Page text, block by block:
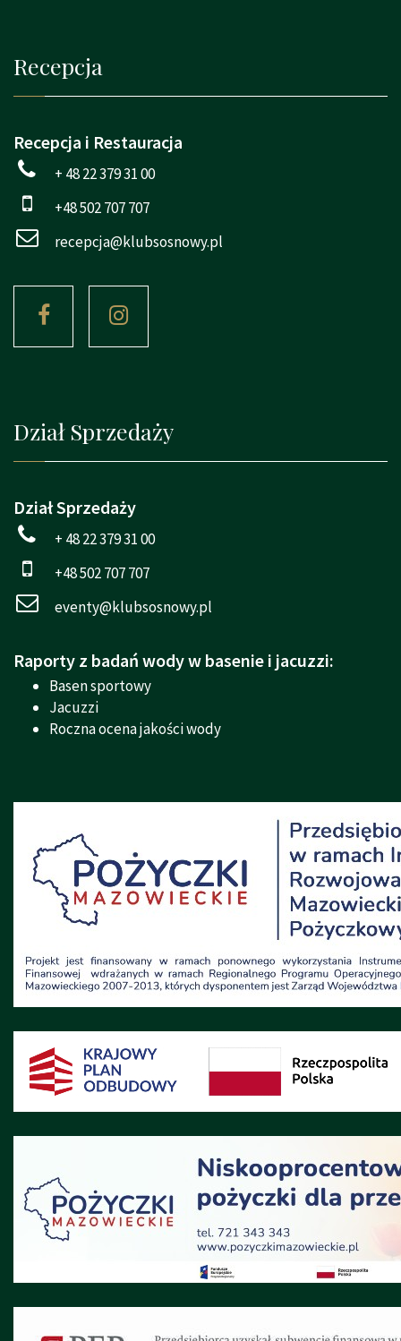
Recepcja
Recepcja i Restauracja
+ 48 22 379 31 00
+48 502 707 707
recepcja@klubsosnowy.pl
Dział Sprzedaży
Dział Sprzedaży
+ 48 22 379 31 00
+48 502 707 707
eventy@klubsosnowy.pl
Raporty z badań wody w basenie i jacuzzi:
Basen sportowy
Jacuzzi
Roczna ocena jakości wody